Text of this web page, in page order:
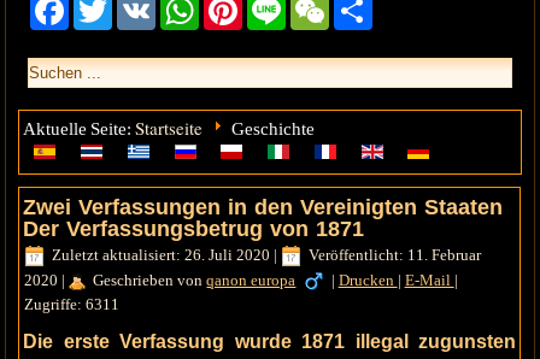
Facebook
Twitter VK WhatsAppPinterestLine WeChat
Aktuelle Seite:Startseite Geschichte
Zwei Verfassungen in den Vereinigten Staaten
Der Verfassungsbetrug von 1871
Zuletzt aktualisiert: 26. Juli 2020 |
Veröffentlicht: 11. Februar
2020 | Geschrieben vonqanon europa | Drucken | E-Mail |
Zugriffe: 6311
Die erste Verfassung wurde 1871 illegal zugunsten